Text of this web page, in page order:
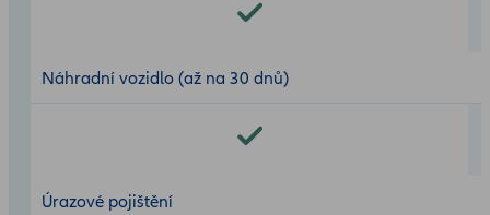
Náhradní vozidlo (až na 30 dnů)
Úrazové pojištění